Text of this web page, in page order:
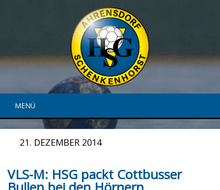
MENÜ
21. DEZEMBER 2014
VLS-M: HSG packt Cottbusser